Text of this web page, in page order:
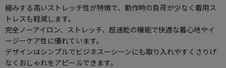
縮みする高いストレッチ性が特徴で、動作時の負荷が少なく着用ス
トレスも軽減します。
完全ノーアイロン、ストレッチ、超速乾の機能で快適な着心地やイ
ージーケア性に優れています。
デザインはシンプルでビジネスーシーンにも取り入れやすくさりげ
なくおしゃれをアピールできます。